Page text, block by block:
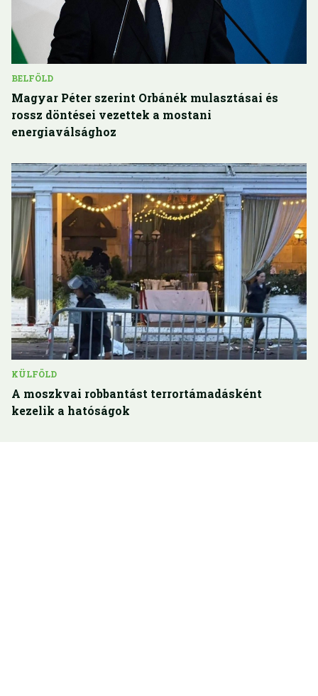
BELFÖLD
Magyar Péter szerint Orbánék mulasztásai és
rossz döntései vezettek a mostani
energiaválsághoz
KÜLFÖLD
A moszkvai robbantást terrortámadásként
kezelik a hatóságok